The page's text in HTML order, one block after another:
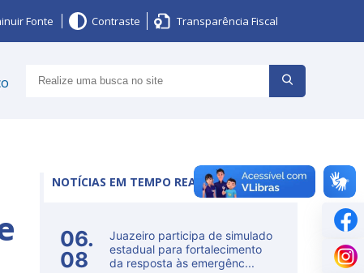
Fonte Contraste Transparência Fiscal
NOTÍCIAS EM TEMPO REAL
06.
08
Juazeiro participa de simulado
estadual para fortalecimento
da resposta às emergênc...